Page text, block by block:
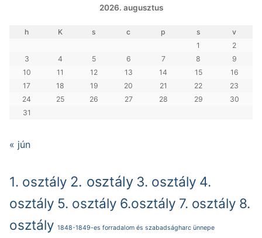
2026. augusztus
h K s c p s
v
1
2
3
4 5 6 7 8
9
10
11 12 13 14 15
16
17
18 19 20 21 22
23
24
25 26 27 28 29
30
31
« jún
1. osztály 2. osztály 3. osztály 4.
osztály 5. osztály 6.osztály 7. osztály 8.
osztály 1848-1849-es forradalom és szabadságharc ünnepe